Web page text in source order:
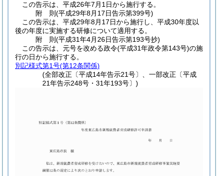
この告示は、平成26年7月1日から施行する。
附 則(平成29年8月17日告示第399号)
この告示は、平成29年8月17日から施行し、平成30年度以
後の年度に実施する研修について適用する。
附 則(平成31年4月26日告示第193号抄)
この告示は、元号を改める政令(平成31年政令第143号)の施
行の日から施行する。
別記様式第1号(第12条関係)
(全部改正〔平成14年告示21号〕、一部改正〔平成
21年告示248号・31年193号〕)